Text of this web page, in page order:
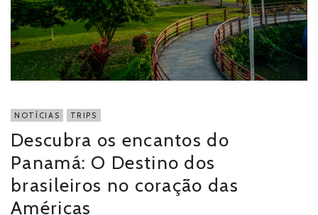
NOTÍCIAS TRIPS
Descubra os encantos do
Panamá: O Destino dos
brasileiros no coração das
Américas